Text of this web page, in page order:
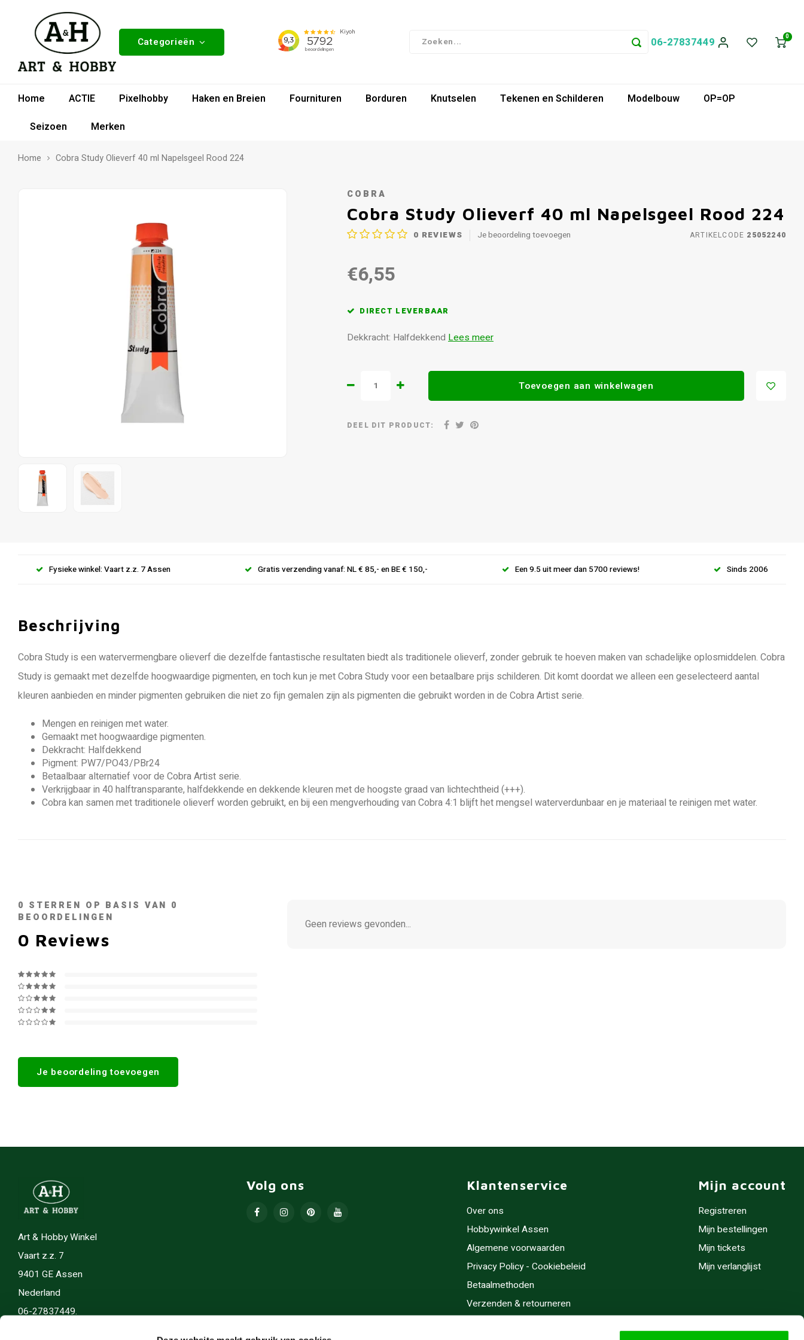
Categorieën 06-27837449 0
Home ACTIE Pixelhobby Haken en Breien Fournituren Borduren Knutselen Tekenen en Schilderen Modelbouw
OP=OP
Seizoen
Merken
Home Cobra Study Olieverf 40 ml Napelsgeel Rood 224
COBRA
Cobra Study Olieverf 40 ml Napelsgeel Rood 224
0 REVIEWS Je beoordeling toevoegen ARTIKELCODE 25052240
€6,55
DIRECT LEVERBAAR
Dekkracht: Halfdekkend Lees meer
Toevoegen aan winkelwagen
DEEL DIT PRODUCT:
Fysieke winkel: Vaart z.z. 7 Assen Gratis verzending vanaf: NL € 85,- en BE € 150,- Een 9.5 uit meer dan 5700 reviews! Sinds 2006
Beschrijving
Cobra Study is een watervermengbare olieverf die dezelfde fantastische resultaten biedt als traditionele olieverf, zonder gebruik te hoeven maken van schadelijke oplosmiddelen. Cobra
Study is gemaakt met dezelfde hoogwaardige pigmenten, en toch kun je met Cobra Study voor een betaalbare prijs schilderen. Dit komt doordat we alleen een geselecteerd aantal
kleuren aanbieden en minder pigmenten gebruiken die niet zo fijn gemalen zijn als pigmenten die gebruikt worden in de Cobra Artist serie.
Mengen en reinigen met water.
Gemaakt met hoogwaardige pigmenten.
Dekkracht: Halfdekkend
Pigment: PW7/PO43/PBr24
Betaalbaar alternatief voor de Cobra Artist serie.
Verkrijgbaar in 40 halftransparante, halfdekkende en dekkende kleuren met de hoogste graad van lichtechtheid (+++).
Cobra kan samen met traditionele olieverf worden gebruikt, en bij een mengverhouding van Cobra 4:1 blijft het mengsel waterverdunbaar en je materiaal te reinigen met water.
0 STERREN OP BASIS VAN 0
BEOORDELINGEN
0 Reviews
Je beoordeling toevoegen
Geen reviews gevonden...
Art & Hobby Winkel
Vaart z.z. 7
9401 GE Assen
Nederland
06-27837449.
Volg ons Klantenservice
Over ons
Hobbywinkel Assen
Algemene voorwaarden
Privacy Policy - Cookiebeleid
Betaalmethoden
Verzenden & retourneren
Mijn account
Registreren
Mijn bestellingen
Mijn tickets
Mijn verlanglijst